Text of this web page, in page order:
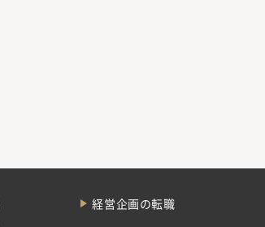
経営企画の転職